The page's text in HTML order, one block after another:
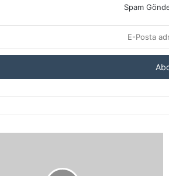
Spam